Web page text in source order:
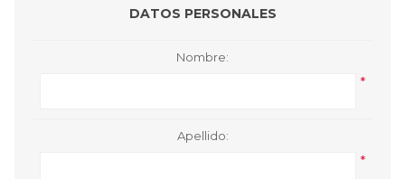
DATOS PERSONALES
Nombre:
*
Apellido:
*